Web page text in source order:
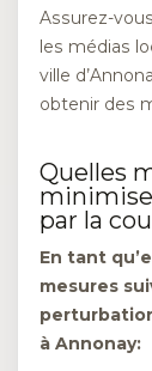
Assurez-
les médias
ville
obtenir des
Quelles
par la
En tant
mesures
à Annonay: